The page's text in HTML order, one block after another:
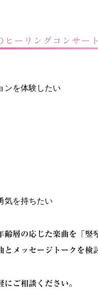
ーリングコンサート
ンを体験したい
気を持ちたい
層の応じた楽曲を「竪
メッセージトークを検
ご相談ください。